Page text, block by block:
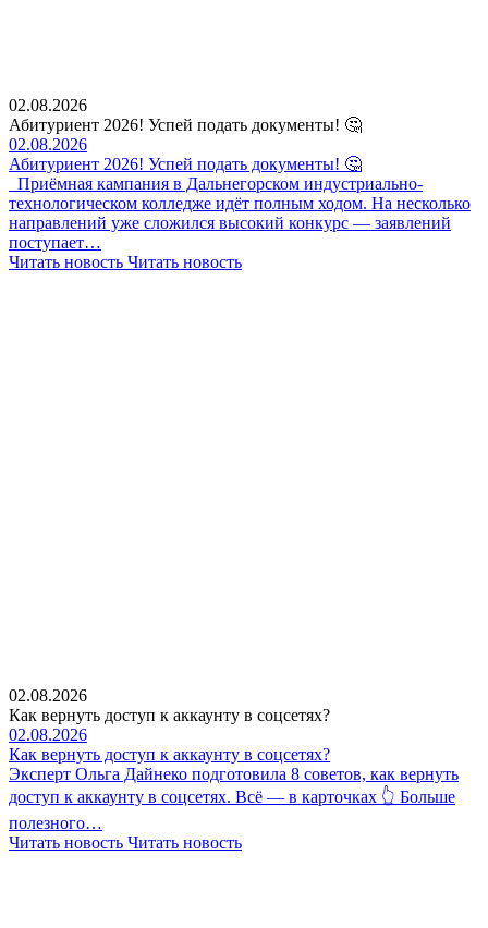
02.08.2026
Абитуриент 2026! Успей подать документы! 🤔
02.08.2026
Абитуриент 2026! Успей подать документы! 🤔
Приёмная кампания в Дальнегорском индустриально-
технологическом колледже идёт полным ходом. На несколько
направлений уже сложился высокий конкурс — заявлений
поступает…
Читать новость Читать новость
02.08.2026
Как вернуть доступ к аккаунту в соцсетях?
02.08.2026
Как вернуть доступ к аккаунту в соцсетях?
Эксперт Ольга Дайнеко подготовила 8 советов, как вернуть
доступ к аккаунту в соцсетях. Всё — в карточках 👆 Больше
полезного…
Читать новость Читать новость